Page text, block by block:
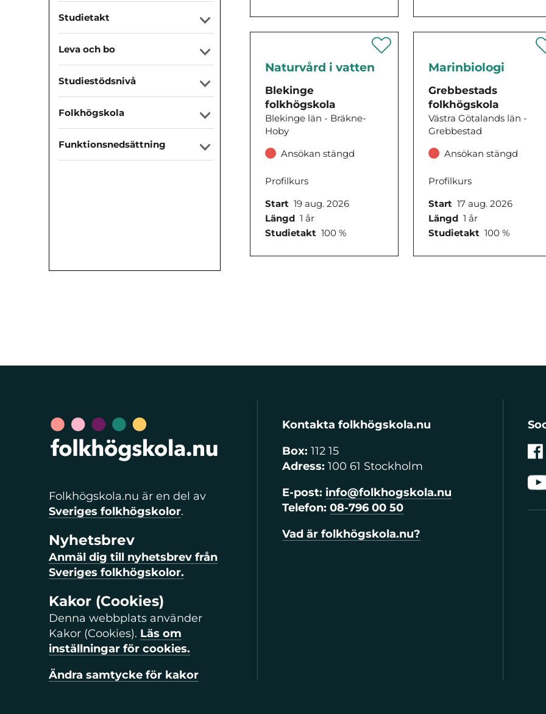
Studietakt
Leva och bo
Studiestödsnivå
Folkhögskola
Funktionsnedsättning
Naturvård i vatten
Blekinge
folkhögskola
Blekinge län - Bräkne-
Hoby
Ansökan stängd
Profilkurs
Start 19 aug. 2026
Längd 1 år
Studietakt 100 %
Marinbiologi
Grebbestads
folkhögskola
Västra Götalands län -
Grebbestad
Ansökan stängd
Profilkurs
Start 17 aug. 2026
Längd 1 år
Studietakt 100 %
Folkhögskola.nu är en del av
Sveriges folkhögskolor.
Nyhetsbrev
Anmäl dig till nyhetsbrev från
Sveriges folkhögskolor.
Kakor (Cookies)
Denna webbplats använder
Kakor (Cookies). Läs om
inställningar för cookies.
Ändra samtycke för kakor
Kontakta folkhögskola.nu
Box:112 15
Adress: 100 61 Stockholm
E-post: info@folkhogskola.nu
Telefon: 08-796 00 50
Vad är folkhögskola.nu?